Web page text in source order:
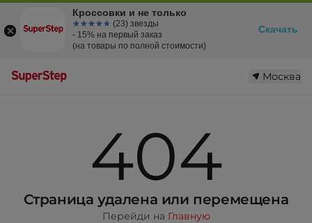
Москва
404
Страница удалена или перемещена
Перейди на Главную
Кроссовки и не только
☆☆☆☆☆
★★★★★ (23) звезды
- 15% на первый заказ
(на товары по полной стоимости)
Скачать